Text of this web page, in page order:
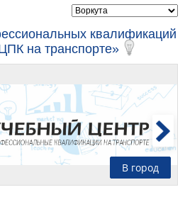
квалификаций
на транспорте»
В город